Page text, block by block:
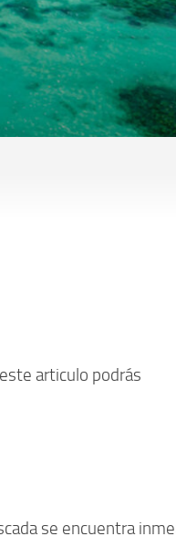
articulo podrás
se encuentra